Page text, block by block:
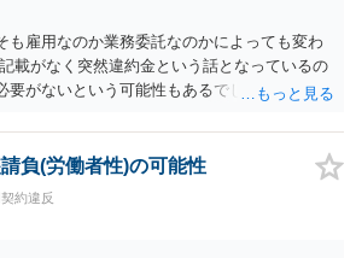
も雇用なのか業務委託なのかによっても変わ
載がなく突然違約金という話となっているの
要がないという可能性もあるでしょう。 相手
負(労働者性)の可能性
約違反